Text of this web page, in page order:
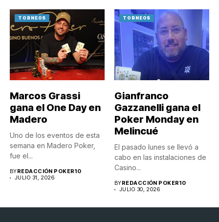
TORNEOS
Marcos Grassi
gana el One Day en
Madero
Uno de los eventos de esta
semana en Madero Poker,
fue el...
BYREDACCIÓN POKER10
JULIO 31, 2026
TORNEOS
Gianfranco
Gazzanelli gana el
Poker Monday en
Melincué
El pasado lunes se llevó a
cabo en las instalaciones de
Casino...
BYREDACCIÓN POKER10
JULIO 30, 2026